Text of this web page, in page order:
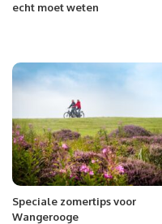
echt moet weten
Speciale zomertips voor
Wangerooge